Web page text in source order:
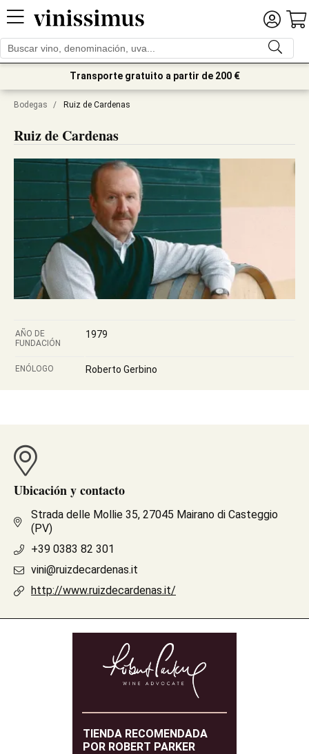
Transporte gratuito a partir de 200 €
Bodegas / Ruiz de Cardenas
Ruiz de Cardenas
AÑO DE
FUNDACIÓN
1979
ENÓLOGO Roberto Gerbino
Ubicación y contacto
Strada delle Mollie 35, 27045 Mairano di Casteggio
(PV)
+39 0383 82 301
vini@ruizdecardenas.it
http://www.ruizdecardenas.it/
TIENDA RECOMENDADA
POR ROBERT PARKER